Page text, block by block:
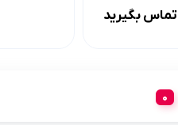
تماس بگیرید